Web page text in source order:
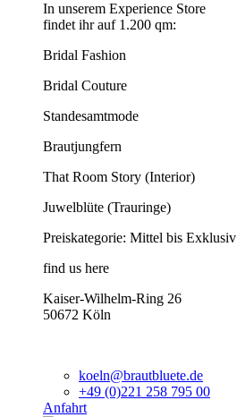
In unserem Experience Store
findet ihr auf 1.200 qm:
Bridal Fashion
Bridal Couture
Standesamtmode
Brautjungfern
That Room Story (Interior)
Juwelblüte (Trauringe)
Preiskategorie: Mittel bis Exklusiv
find us here
Kaiser-Wilhelm-Ring 26
50672 Köln
koeln@brautbluete.de
+49 (0)221 258 795 00
Anfahrt